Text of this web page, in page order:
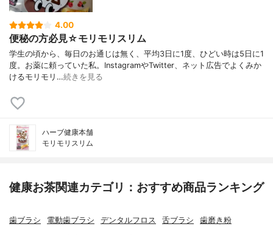
4.00
便秘の方必見☆モリモリスリム
学生の頃から、毎日のお通じは無く、平均3日に1度、ひどい時は5日に1
度。お薬に頼っていた私。InstagramやTwitter、ネット広告でよくみか
けるモリモリ…続きを見る
ハーブ健康本舗
モリモリスリム
健康お茶関連カテゴリ：おすすめ商品ランキング
歯ブラシ 電動歯ブラシ デンタルフロス 舌ブラシ 歯磨き粉